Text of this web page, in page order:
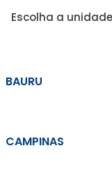
Escolha a
BAURU
CAMPINAS